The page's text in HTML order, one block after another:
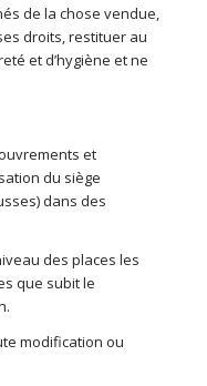
de la chose vendue,
droits, restituer au
et d’hygiène et ne
et
du siège
dans des
des places les
que subit le
modification ou